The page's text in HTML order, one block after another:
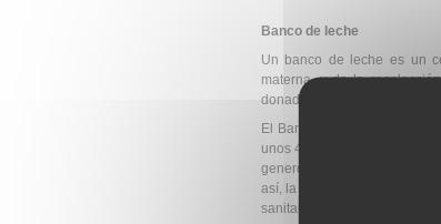
Banco de leche
Un banco de leche es un
materna, y de la
donada a cualquier niño que
El Banco de Leche
unos 400 neonatos se han
generosidad de estas
así, la calidad de la
sanitario.